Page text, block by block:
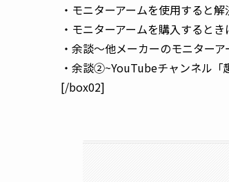
・モニターアームを使用すると
・モニターアームを購入すると
・余談～他メーカーのモニター
・余談②~YouTubeチャンネル「
[/box02]